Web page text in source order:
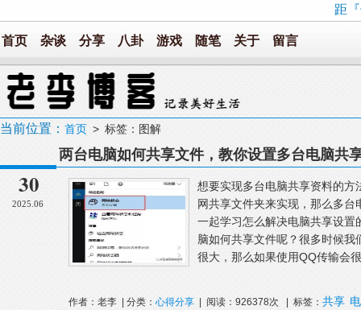
距
首页 杂谈 分享 八卦 游戏 随笔 关于 留言
当前位置： 首页 > 标签：图解
30
2025.06
两台电脑如何共享文件，教你设置多台电脑共
想要实现多台电脑共享资料的
网共享文件夹来实现，那么多
一起学习怎么解决电脑共享设
脑如何共享文件呢？很多时候
很大，那么如果使用QQ传输会
作者：老李 | 分类： 心得分享 | 阅读：926378次 | 标签： 共享